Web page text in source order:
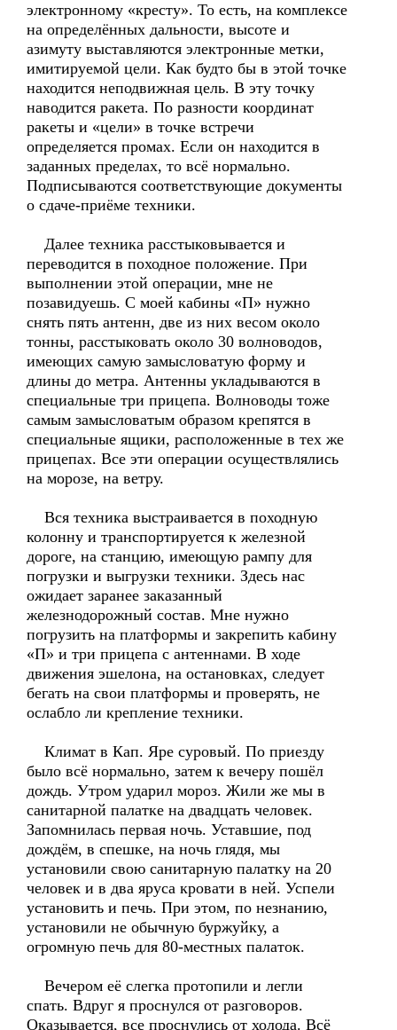
электронному «кресту». То есть, на комплексе
на определённых дальности, высоте и
азимуту выставляются электронные метки,
имитируемой цели. Как будто бы в этой точке
находится неподвижная цель. В эту точку
наводится ракета. По разности координат
ракеты и «цели» в точке встречи
определяется промах. Если он находится в
заданных пределах, то всё нормально.
Подписываются соответствующие документы
о сдаче-приёме техники.
Далее техника расстыковывается и
переводится в походное положение. При
выполнении этой операции, мне не
позавидуешь. С моей кабины «П» нужно
снять пять антенн, две из них весом около
тонны, расстыковать около 30 волноводов,
имеющих самую замысловатую форму и
длины до метра. Антенны укладываются в
специальные три прицепа. Волноводы тоже
самым замысловатым образом крепятся в
специальные ящики, расположенные в тех же
прицепах. Все эти операции осуществлялись
на морозе, на ветру.
Вся техника выстраивается в походную
колонну и транспортируется к железной
дороге, на станцию, имеющую рампу для
погрузки и выгрузки техники. Здесь нас
ожидает заранее заказанный
железнодорожный состав. Мне нужно
погрузить на платформы и закрепить кабину
«П» и три прицепа с антеннами. В ходе
движения эшелона, на остановках, следует
бегать на свои платформы и проверять, не
ослабло ли крепление техники.
Климат в Кап. Яре суровый. По приезду
было всё нормально, затем к вечеру пошёл
дождь. Утром ударил мороз. Жили же мы в
санитарной палатке на двадцать человек.
Запомнилась первая ночь. Уставшие, под
дождём, в спешке, на ночь глядя, мы
установили свою санитарную палатку на 20
человек и в два яруса кровати в ней. Успели
установить и печь. При этом, по незнанию,
установили не обычную буржуйку, а
огромную печь для 80-местных палаток.
Вечером её слегка протопили и легли
спать. Вдруг я проснулся от разговоров.
Оказывается, все проснулись от холода. Всё